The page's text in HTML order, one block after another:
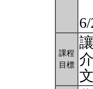
課程
目標